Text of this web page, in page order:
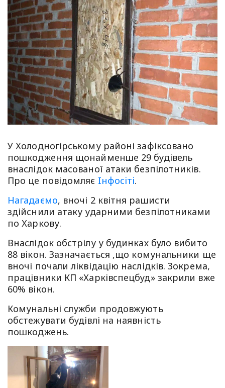
У Холодногірському районі зафіксовано
пошкодження щонайменше 29 будівель
внаслідок масованої атаки безпілотників.
Про це повідомляє Iнфосiтi.
Нагадаємо, вночі 2 квітня рашисти
здійснили атаку ударними безпілотниками
по Харкову.
Внаслідок обстрілу у будинках було вибито
88 вікон. Зазначається ,що комунальники ще
вночі почали ліквідацію наслідків. Зокрема,
працівники КП «Харківспецбуд» закрили вже
60% вікон.
Комунальні служби продовжують
обстежувати будівлі на наявність
пошкоджень.